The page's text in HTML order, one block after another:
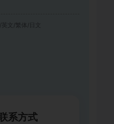
文/繁体/日文
系方式